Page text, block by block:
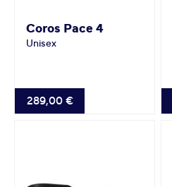
Coros Pace 4
Unisex
289,00 €